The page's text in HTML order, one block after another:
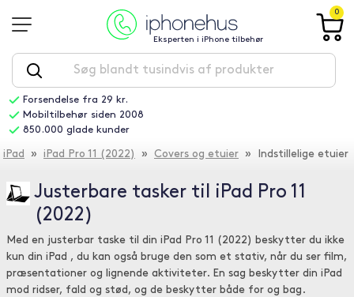
Eksperten i iPhone tilbehør
0
Forsendelse fra 29 kr.
Mobiltilbehør siden 2008
850.000 glade kunder
iPad » iPad Pro 11 (2022) » Covers og etuier » Indstillelige etuier
Justerbare tasker til iPad Pro 11
(2022)
Med en justerbar taske til din iPad Pro 11 (2022) beskytter du ikke
kun din iPad , du kan også bruge den som et stativ, når du ser film,
præsentationer og lignende aktiviteter. En sag beskytter din iPad
mod ridser, fald og stød, og de beskytter både for og bag.